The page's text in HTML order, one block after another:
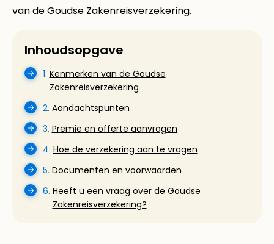
van de Goudse Zakenreisverzekering.
Inhoudsopgave
1. Kenmerken van de Goudse
Zakenreisverzekering
2. Aandachtspunten
3. Premie en offerte aanvragen
4. Hoe de verzekering aan te vragen
5. Documenten en voorwaarden
6. Heeft u een vraag over de Goudse
Zakenreisverzekering?